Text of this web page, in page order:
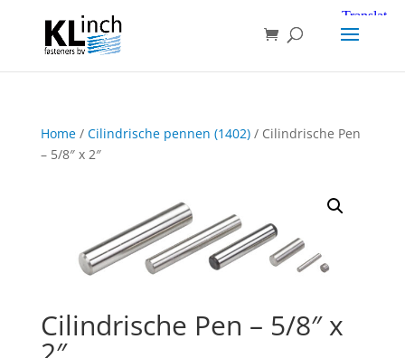
Home/ Cilindrische pennen (1402)/ Cilindrische Pen
– 5/8″ x 2″
Cilindrische Pen – 5/8″ x